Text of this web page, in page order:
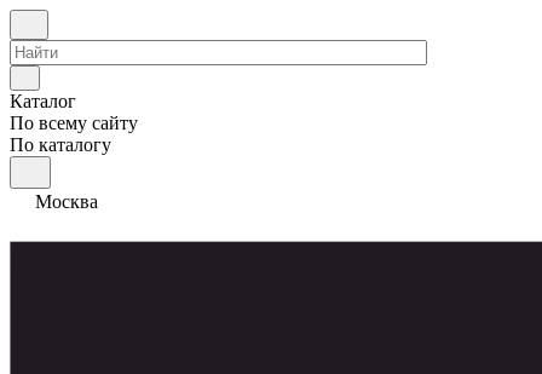
Каталог
По всему сайту
По каталогу
Москва